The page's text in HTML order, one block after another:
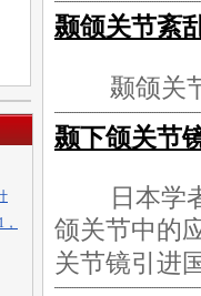
颞颌关节紊
颞颌关
颞下颌关节
日本学
颌关节中的
关节镜引进